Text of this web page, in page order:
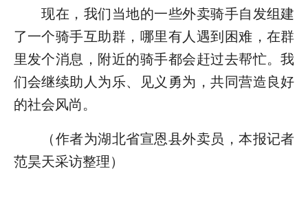
现在，我们当地的一些外卖骑手自发组建
了一个骑手互助群，哪里有人遇到困难，在群
里发个消息，附近的骑手都会赶过去帮忙。我
们会继续助人为乐、见义勇为，共同营造良好
的社会风尚。
（作者为湖北省宣恩县外卖员，本报记者
范昊天采访整理）